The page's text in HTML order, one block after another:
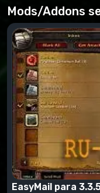
Mods/Addons
EasyMail para